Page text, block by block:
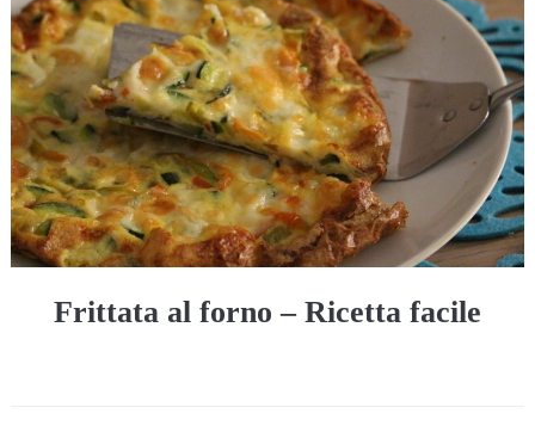
Frittata al forno – Ricetta facile